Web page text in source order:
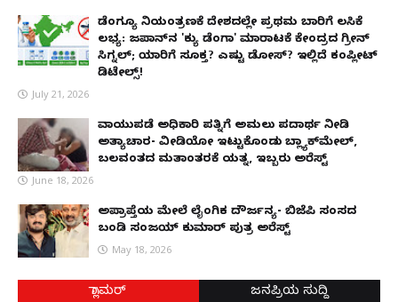
ಡೆಂಗ್ಯೂ ನಿಯಂತ್ರಣಕ್ಕೆ ದೇಶದಲ್ಲೇ ಪ್ರಥಮ ಬಾರಿಗೆ ಲಸಿಕೆ
ಲಭ್ಯ: ಜಪಾನ್‌ನ 'ಕ್ಯು ಡೆಂಗಾ' ಮಾರಾಟಕ್ಕೆ ಕೇಂದ್ರದ ಗ್ರೀನ್
ಸಿಗ್ನಲ್; ಯಾರಿಗೆ ಸೂಕ್ತ? ಎಷ್ಟು ಡೋಸ್? ಇಲ್ಲಿದೆ ಕಂಪ್ಲೀಟ್
ಡಿಟೇಲ್ಸ್!
July 21, 2026
ವಾಯುಪಡೆ ಅಧಿಕಾರಿ ಪತ್ನಿಗೆ ಅಮಲು ಪದಾರ್ಥ ನೀಡಿ
ಅತ್ಯಾಚಾರ- ವೀಡಿಯೋ ಇಟ್ಟುಕೊಂಡು ಬ್ಲ್ಯಾಕ್‌ಮೇಲ್,
ಬಲವಂತದ ಮತಾಂತರಕ್ಕೆ ಯತ್ನ, ಇಬ್ಬರು ಅರೆಸ್ಟ್
June 18, 2026
ಅಪ್ರಾಪ್ತೆಯ ಮೇಲೆ ಲೈಂಗಿಕ ದೌರ್ಜನ್ಯ- ಬಿಜೆಪಿ ಸಂಸದ
ಬಂಡಿ ಸಂಜಯ್ ಕುಮಾರ್ ಪುತ್ರ ಅರೆಸ್ಟ್
May 18, 2026
ಗ್ಲಾಮರ್ ಜನಪ್ರಿಯ ಸುದ್ದಿ